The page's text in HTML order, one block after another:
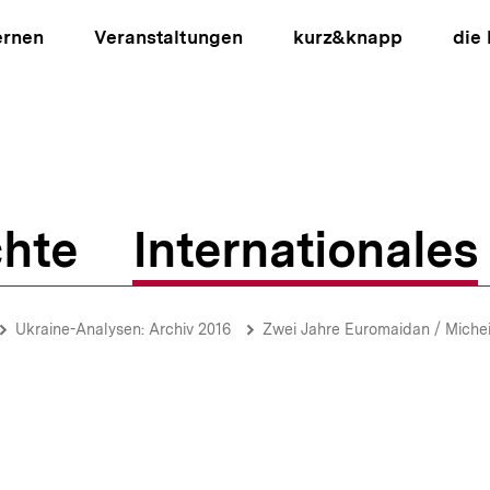
Veranstaltungen kurz&knapp die
Internationales
Ukraine-Analysen: Archiv 2016 Zwei Jahre Euromaidan /